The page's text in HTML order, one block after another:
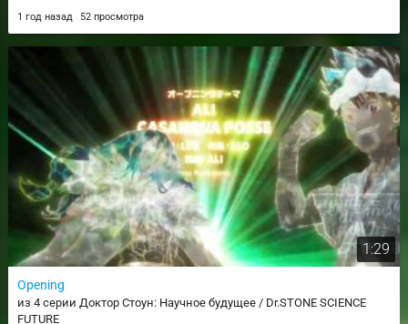
1 год назад 52 просмотра
1:29
Opening
из 4 серии Доктор Стоун: Научное будущее / Dr.STONE SCIENCE
FUTURE